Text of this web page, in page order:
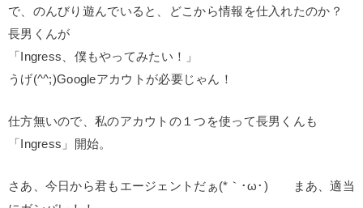
で、のんびり遊んでいると、どこから情報を仕入れたのか？
長男くんが
「Ingress、僕もやってみたい！」
うげ(^^;)Googleアカウトが必要じゃん！
仕方無いので、私のアカウトの１つを使って長男くんも
「Ingress」開始。
さあ、今日から君もエージェントだぁ(*｀･ω･)ゞ まあ、適当